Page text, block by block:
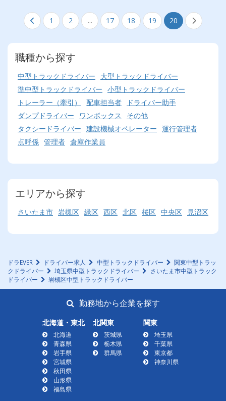
1 2 ... 17 18 19 20
職種から探す
中型トラックドライバー
大型トラックドライバー
準中型トラックドライバー 小型トラックドライバー
トレーラー（牽引）
配車担当者
ドライバー助手
ダンプドライバー
ワンボックス
その他
タクシードライバー 建設機械オペレーター 運行管理者
点呼係 管理者 倉庫作業員
エリアから探す
さいたま市 岩槻区 緑区 西区 北区 桜区 中央区 見沼区
ドラEVER ドライバー求人 中型トラックドライバー
関東中型トラッ
クドライバー
埼玉県中型トラックドライバー
さいたま市中型トラック
ドライバー
岩槻区中型トラックドライバー
勤務地から企業を探す
北海道・東北
北海道
青森県
岩手県
宮城県
秋田県
山形県
福島県
北関東
茨城県
栃木県
群馬県
関東
埼玉県
千葉県
東京都
神奈川県